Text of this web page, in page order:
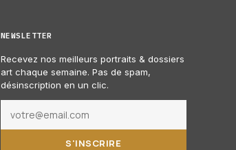
NEWSLETTER
Recevez nos meilleurs portraits & dossiers
art chaque semaine. Pas de spam,
désinscription en un clic.
S'INSCRIRE